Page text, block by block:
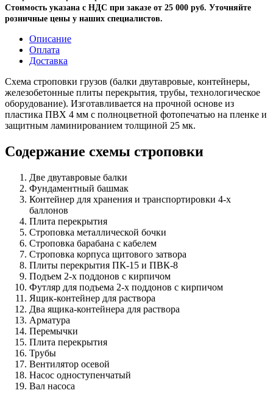
Стоимость указана с НДС при заказе от 25 000 руб. Уточняйте
розничные цены у наших специалистов.
Описание
Оплата
Доставка
Схема строповки грузов (балки двутавровые, контейнеры,
железобетонные плиты перекрытия, трубы, технологическое
оборудование). Изготавливается на прочной основе из
пластика ПВХ 4 мм с полноцветной фотопечатью на пленке и
защитным ламинированием толщиной 25 мк.
Содержание схемы строповки
Две двутавровые балки
Фундаментный башмак
Контейнер для хранения и транспортировки 4-х
баллонов
Плита перекрытия
Строповка металлической бочки
Строповка барабана с кабелем
Строповка корпуса щитового затвора
Плиты перекрытия ПК-15 и ПВК-8
Подъем 2-х поддонов с кирпичом
Футляр для подъема 2-х поддонов с кирпичом
Ящик-контейнер для раствора
Два ящика-контейнера для раствора
Арматура
Перемычки
Плита перекрытия
Трубы
Вентилятор осевой
Насос одноступенчатый
Вал насоса